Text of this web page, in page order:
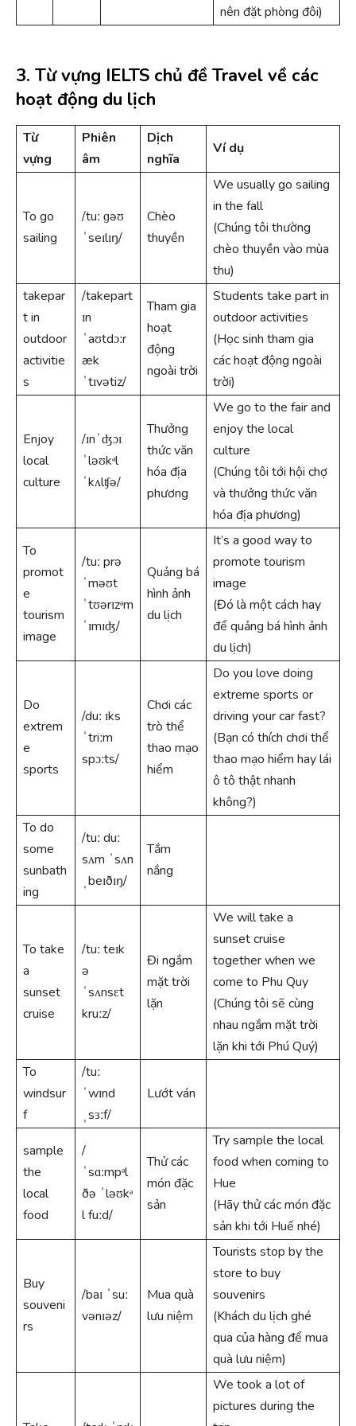
nên đặt phòng đôi)
3. Từ vựng IELTS chủ đề Travel về các
hoạt động du lịch
Từ
vựng
Phiên
âm
Dịch
nghĩa
Ví dụ
To go
sailing
/tuː ɡəʊ
ˈseɪlɪŋ/
Chèo
thuyền
We usually go sailing
in the fall
(Chúng tôi thường
chèo thuyền vào mùa
thu)
takepar
t in
outdoor
activitie
s
/takepart
ɪn
ˈaʊtdɔːr
æk
ˈtɪvətiz/
Tham gia
hoạt
động
ngoài trời
Students take part in
outdoor activities
(Học sinh tham gia
các hoạt động ngoài
trời)
Enjoy
local
culture
/ɪnˈʤɔɪ
ˈləʊkᵊl
ˈkʌlʧə/
Thưởng
thức văn
hóa địa
phương
We go to the fair and
enjoy the local
culture
(Chúng tôi tới hội chợ
và thưởng thức văn
hóa địa phương)
To
promot
e
tourism
image
/tuː prə
ˈməʊt
ˈtʊərɪzᵊm
ˈɪmɪʤ/
Quảng bá
hình ảnh
du lịch
It’s a good way to
promote tourism
image
(Đó là một cách hay
để quảng bá hình ảnh
du lịch)
Do
extrem
e
sports
/duː ɪks
ˈtriːm
spɔːts/
Chơi các
trò thể
thao mạo
hiểm
Do you love doing
extreme sports or
driving your car fast?
(Bạn có thích chơi thể
thao mạo hiểm hay lái
ô tô thật nhanh
không?)
To do
some
sunbath
ing
/tuː duː
sʌm ˈsʌn
ˌbeɪðɪŋ/
Tắm
nắng
To take
a
sunset
cruise
/tuː teɪk
ə
ˈsʌnsɛt
kruːz/
Đi ngắm
mặt trời
lặn
We will take a
sunset cruise
together when we
come to Phu Quy
(Chúng tôi sẽ cùng
nhau ngắm mặt trời
lặn khi tới Phú Quý)
To
windsur
f
/tuː
ˈwɪnd
ˌsɜːf/
Lướt ván
sample
the
local
food
/
ˈsɑːmpᵊl
ðə ˈləʊkᵊ
l fuːd/
Thử các
món đặc
sản
Try sample the local
food when coming to
Hue
(Hãy thử các món đặc
sản khi tới Huế nhé)
Buy
souveni
rs
/baɪ ˈsuː
vənɪəz/
Mua quà
lưu niệm
Tourists stop by the
store to buy
souvenirs
(Khách du lịch ghé
qua của hàng để mua
quà lưu niệm)
We took a lot of
pictures during the